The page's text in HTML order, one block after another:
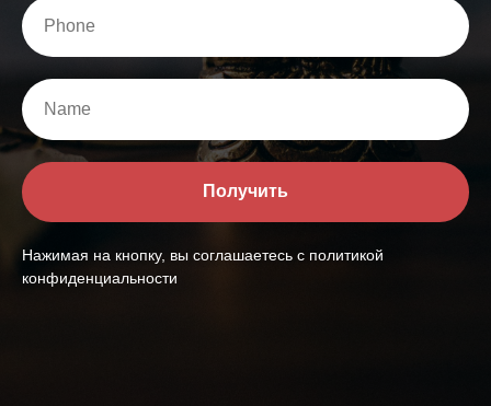
Получить
Нажимая на кнопку, вы соглашаетесь с политикой
конфиденциальности